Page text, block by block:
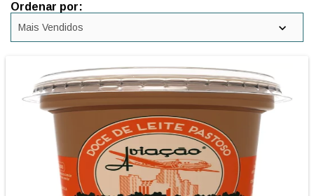
Ordenar por: